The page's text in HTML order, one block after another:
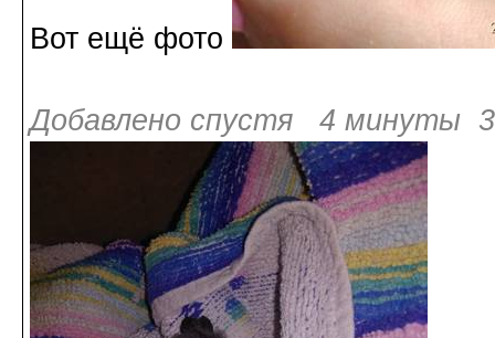
Вот ещё фото
Добавлено спустя 4 минуты